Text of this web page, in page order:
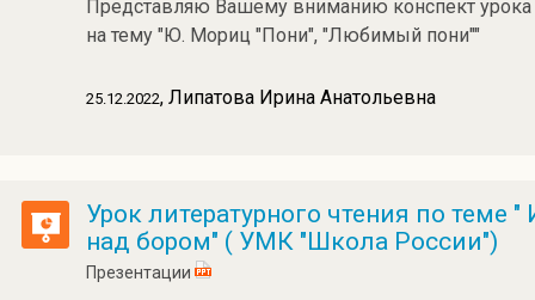
Представляю Вашему вниманию конспект урока
на тему "Ю. Мориц "Пони", "Любимый пони""
25.12.2022, Липатова Ирина Анатольевна
Урок литературного чтения по теме
над бором" ( УМК "Школа России")
Презентации